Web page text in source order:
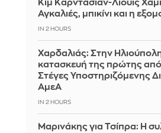
Κιμ Καρντάσιαν-Λιούις
Αγκαλιές, μπικίνι και η
IN 2 HOURS
Χαρδαλιάς: Στην
κατασκευή της πρώτης από
Στέγες Υποστηριζόμενης
ΑμεΑ
IN 2 HOURS
Μαρινάκης για Τσίπρα: Η